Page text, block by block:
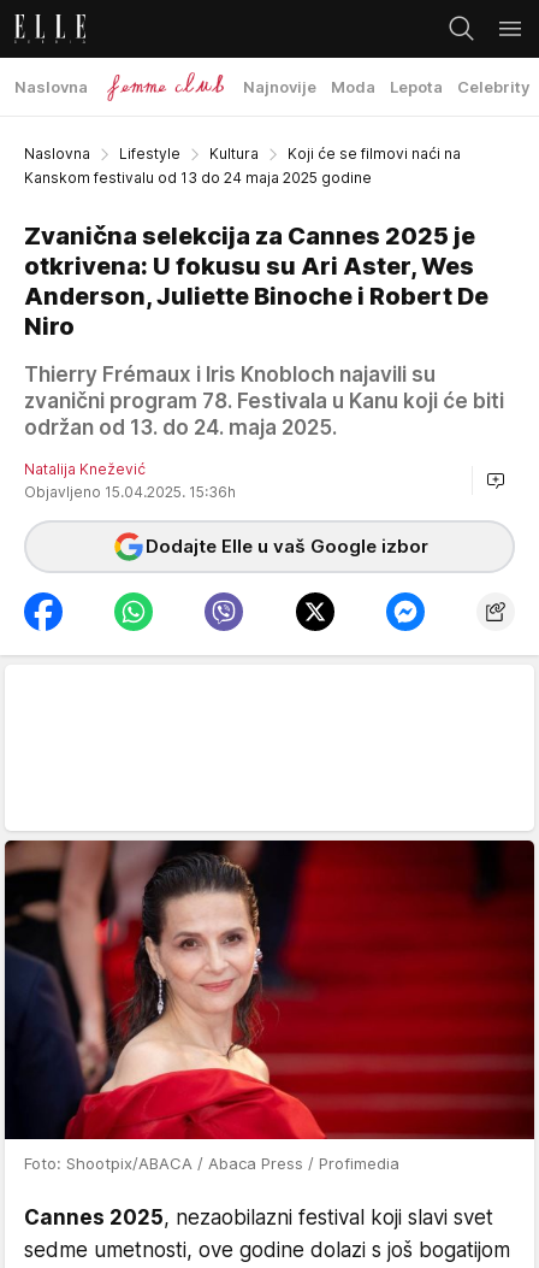
Naslovna Najnovije Moda Lepota Celebrity
Naslovna Lifestyle Kultura
Koji će se filmovi naći na
Kanskom festivalu od 13 do 24 maja 2025 godine
Zvanična selekcija za Cannes 2025 je
otkrivena: U fokusu su Ari Aster, Wes
Anderson, Juliette Binoche i Robert De
Niro
Thierry Frémaux i Iris Knobloch najavili su
zvanični program 78. Festivala u Kanu koji će biti
održan od 13. do 24. maja 2025.
Natalija Knežević
Objavljeno 15.04.2025. 15:36h
Dodajte Elle u vaš Google izbor
Foto: Shootpix/ABACA / Abaca Press / Profimedia
Cannes 2025, nezaobilazni festival koji slavi svet
sedme umetnosti, ove godine dolazi s još bogatijom